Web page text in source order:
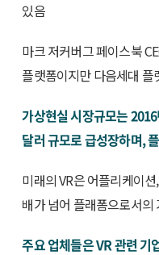
있음
마크 저커버그 페이스북
플랫폼이지만 다음세대
가상현실 시장규모는
달러 규모로 급성장하며,
미래의 VR은 어플리케이
배가 넘어 플래폼으로서의
주요 업체들은 VR 관련 기